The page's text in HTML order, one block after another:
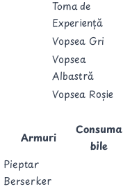
Toma de
Experiență
Vopsea Gri
Vopsea
Albastră
Vopsea Roșie
Armuri
Consuma
bile
Pieptar
Berserker